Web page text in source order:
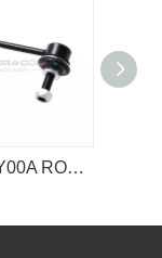
54668-2Y00A ROTULE DE STABILISATEUR DE LIEN NISSAN